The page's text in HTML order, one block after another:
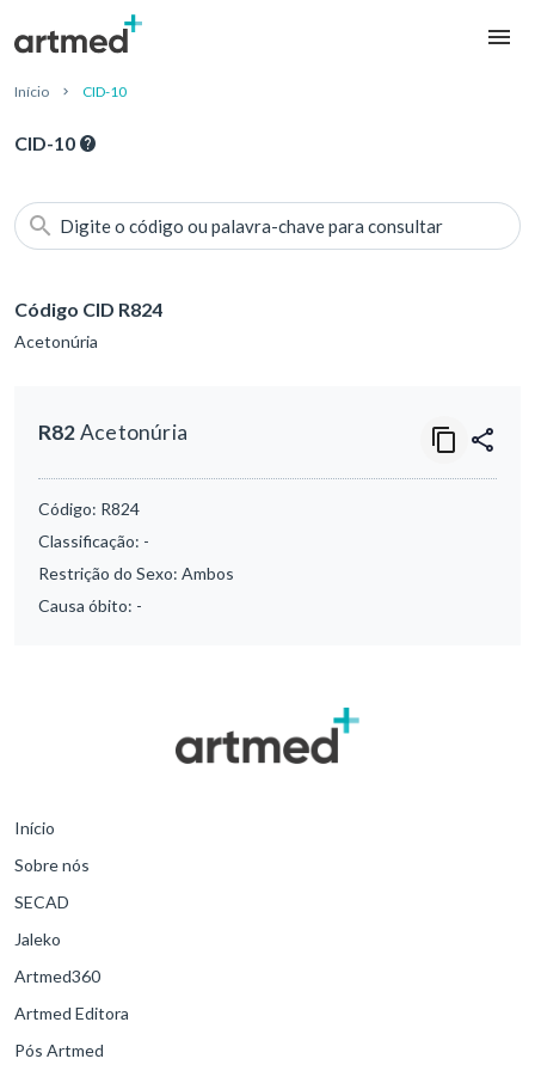
Início CID-10
CID-10
Digite o código ou palavra-chave para consultar
Código CID R824
Acetonúria
R82Acetonúria
Código: R824
Classificação: -
Restrição do Sexo: Ambos
Causa óbito: -
Início
Sobre nós
SECAD
Jaleko
Artmed360
Artmed Editora
Pós Artmed